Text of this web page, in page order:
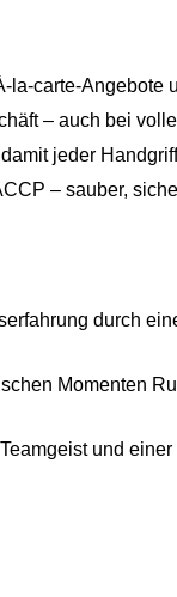
la-carte-Angebote
– auch bei
jeder
– sauber,
durch
Momenten
und